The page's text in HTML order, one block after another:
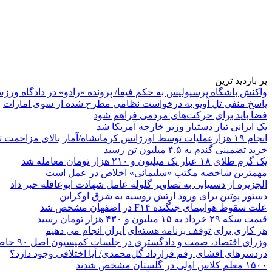
پر بازدید ترین
واکنش باشگاه پرسپولیس به حکم فیفا/ پرونده «رادو» در دادگاه
پاسخ منفی تل آویو به درخواست نظامی مطرح شده از سوی امارات
فضا باید برای حرکت‌های مردمی فراهم شود
یک ایرانی تبار دستیار وزیر خارجه آمریکا شد
انجام ۱۹ هزارعملیات توسط اورژانس کرمانشاه/آمار بالای مزاحمت تلفنی
خرید تضمینی گندم به ۴.۵ میلیون تن رسید
یک گرم طلای ۱۸ عیار یک میلیون و ۲۱۰ هزار تومان معامله شد
مهمترین شاخصه مکتب «سلیمانی» اخلاص در عمل است
الجزیره از دستیابی به تصاویر گلوله عامل شهادت ابوعاقله خبر داد
دستور پوتین برای ورود ارتش روسیه به شرق اوکراین
علت سقوط هواپیمای جنگنده F۱۴ در اصفهان مشخص شد
قیمت سکه ۲۹ خرداد به ۱۵ میلیون و ۴۳۰ هزار تومان رسید
هر کاری برای توقف برنامه هسته‌ای ایران انجام می دهیم
وزرای اقتصاد، صمت و دادگستری در جلسات کمیسیون اصل ۹۰ حاضر می‌شوند
دردسرهای افشای رقم قرارداد گل‌محمدی/ آیا اختلافی وجود دارد؟
۱۵۰۰ معلم کلاس اولی در گلستان مشخص شدند